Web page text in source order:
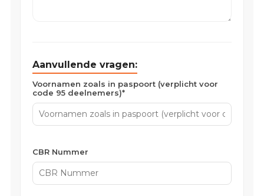
Aanvullende vragen:
Voornamen zoals in paspoort (verplicht voor
code 95 deelnemers)*
CBR Nummer